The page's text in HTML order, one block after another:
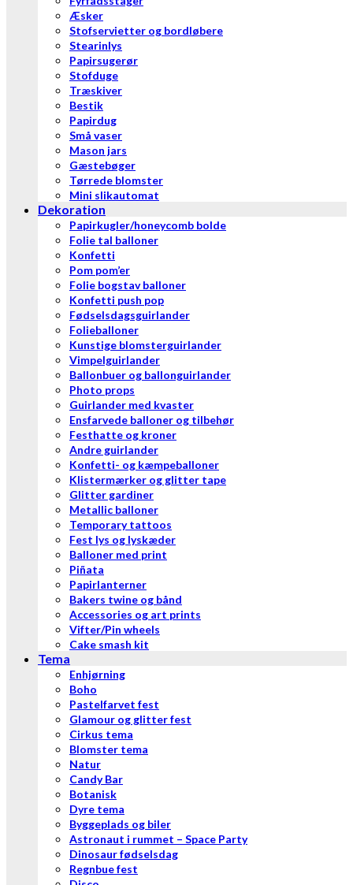
Æsker
Stofservietter og bordløbere
Stearinlys
Papirsugerør
Stofduge
Træskiver
Bestik
Papirdug
Små vaser
Mason jars
Gæstebøger
Tørrede blomster
Mini slikautomat
Dekoration
Papirkugler/honeycomb bolde
Folie tal balloner
Konfetti
Pom pom’er
Folie bogstav balloner
Konfetti push pop
Fødselsdagsguirlander
Folieballoner
Kunstige blomsterguirlander
Vimpelguirlander
Ballonbuer og ballonguirlander
Photo props
Guirlander med kvaster
Ensfarvede balloner og tilbehør
Festhatte og kroner
Andre guirlander
Konfetti- og kæmpeballoner
Klistermærker og glitter tape
Glitter gardiner
Metallic balloner
Temporary tattoos
Fest lys og lyskæder
Balloner med print
Piñata
Papirlanterner
Bakers twine og bånd
Accessories og art prints
Vifter/Pin wheels
Cake smash kit
Tema
Enhjørning
Boho
Pastelfarvet fest
Glamour og glitter fest
Cirkus tema
Blomster tema
Natur
Candy Bar
Botanisk
Dyre tema
Byggeplads og biler
Astronaut i rummet – Space Party
Dinosaur fødselsdag
Regnbue fest